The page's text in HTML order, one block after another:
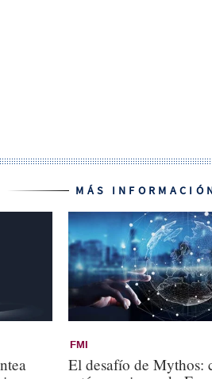
MÁS
FMI
El desafío de Mythos: